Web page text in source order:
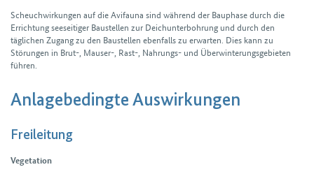
Scheuchwirkungen auf die Avifauna sind während der Bauphase durch die
Errichtung see­seitiger Baustellen zur Deich­unter­bohrung und durch den
täglichen Zugang zu den Bau­stellen ebenfalls zu erwarten. Dies kann zu
Störungen in Brut-, Mauser-, Rast-, Nahrungs- und Über­winterungsgebieten
führen.
Anlagebedingte Auswirkungen
Freileitung
Vegetation